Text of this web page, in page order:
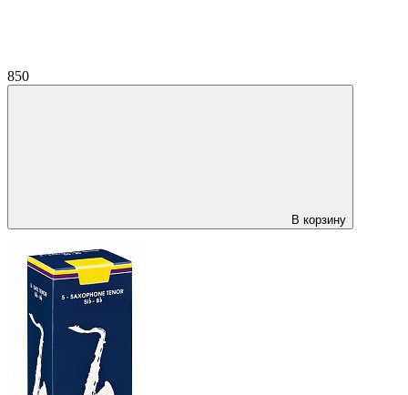
850
В корзину